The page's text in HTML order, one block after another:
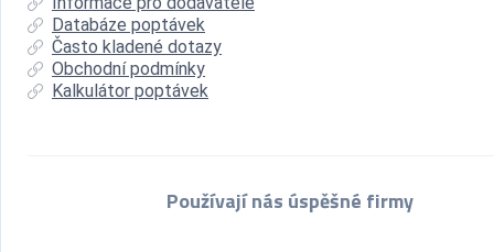
Databáze poptávek
Často kladené dotazy
Obchodní podmínky
Kalkulátor poptávek
Používají nás úspěšné firmy